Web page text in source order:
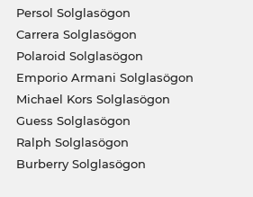
Persol Solglasögon
Carrera Solglasögon
Polaroid Solglasögon
Emporio Armani Solglasögon
Michael Kors Solglasögon
Guess Solglasögon
Ralph Solglasögon
Burberry Solglasögon